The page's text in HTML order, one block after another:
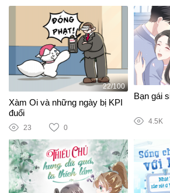
22/100
Xàm Oi và những ngày bị KPI
đuổi
23 0
Bạn gái
4.5K